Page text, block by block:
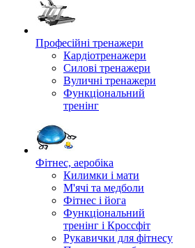
Професійні тренажери
Кардіотренажери
Силові тренажери
Вуличні тренажери
Функціональний
тренінг
Фітнес, аеробіка
Килимки і мати
М'ячі та медболи
Фітнес і йога
Функціональний
тренінг і Кроссфіт
Рукавички для фітнесу